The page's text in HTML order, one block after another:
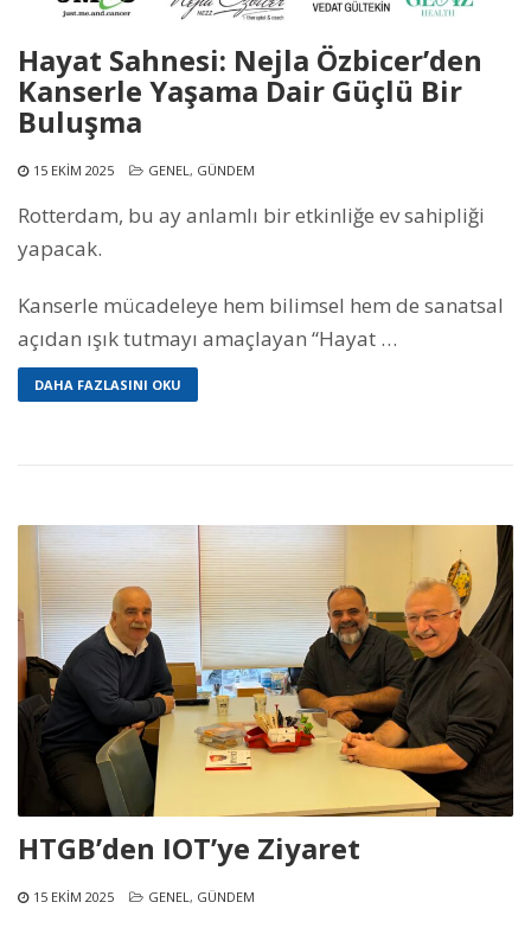
Hayat Sahnesi: Nejla Özbicer’den
Kanserle Yaşama Dair Güçlü Bir
Buluşma
15 EKIM 2025 GENEL, GÜNDEM
Rotterdam, bu ay anlamlı bir etkinliğe ev sahipliği
yapacak.
Kanserle mücadeleye hem bilimsel hem de sanatsal
açıdan ışık tutmayı amaçlayan “Hayat …
DAHA FAZLASINI OKU
HTGB’den IOT’ye Ziyaret
15 EKIM 2025 GENEL, GÜNDEM